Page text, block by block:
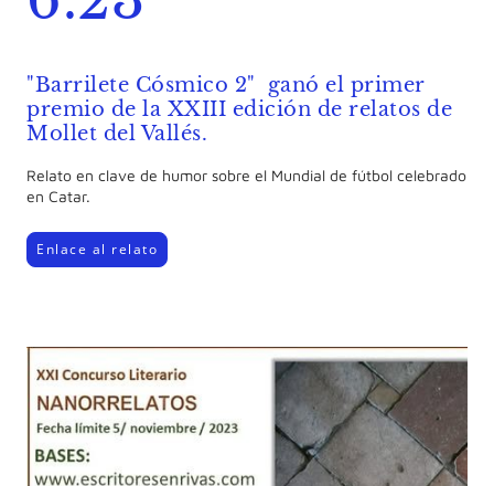
"Barrilete Cósmico 2" ganó el primer
premio de la XXIII edición de relatos de
Mollet del Vallés.
Relato en clave de humor sobre el Mundial de fútbol celebrado
en Catar.
Enlace al relato